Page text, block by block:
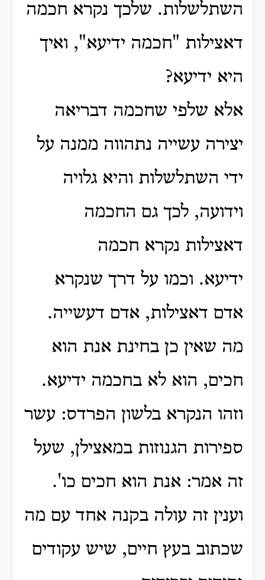
השתלשלות. שלכך נקרא חכמה
דאצילות "חכמה ידיעא", ואיך
היא ידיעא?
אלא שלפי שחכמה דבריאה
יצירה עשייה נתהווה ממנה על
ידי השתלשלות והיא גלויה
וידועה, לכך גם החכמה
דאצילות נקרא חכמה
ידיעא. וכמו על דרך שנקרא
אדם דאצילות, אדם דעשייה.
מה שאין כן בחינת אנת הוא
חכים, הוא לא בחכמה ידיעא.
וזהו הנקרא בלשון הפרדס: עשר
ספירות הגנוזות במאצילן, שעל
זה אמר: אנת הוא חכים כו'.
וענין זה עולה בקנה אחד עם מה
שכתוב בעץ חיים, שיש עקודים